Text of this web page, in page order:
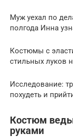
Муж уехал по
полгода Инна
Костюмы с
стильных луков
Исследование:
похудеть и
Костюм
руками